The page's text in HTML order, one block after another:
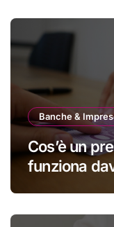
Banche &
Cos’è un
funziona